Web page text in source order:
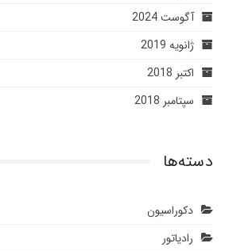
آگوست 2024
ژانویه 2019
اکتبر 2018
سپتامبر 2018
دسته‌ها
دکوراسیون
رادیاتور